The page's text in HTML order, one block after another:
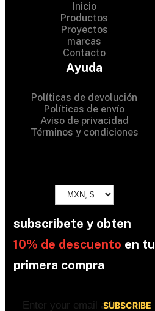
Inicio
Productos
Proyectos
marcas
Contacto
Ayuda
Políticas de devolución
Políticas de envío
Aviso de privacidad
Términos y condiciones
subscribete y obten
10% de descuento en tu
primera compra